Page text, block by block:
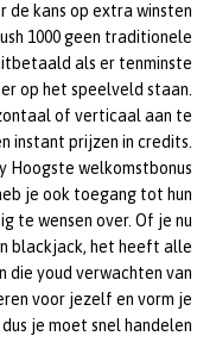
de kans op extra winsten
1000 geen traditionele
als er tenminste
op het speelveld staan.
of verticaal aan te
instant prijzen in credits.
Hoogste welkomstbonus
je ook toegang tot hun
te wensen over. Of je nu
blackjack, het heeft alle
youd verwachten van
voor jezelf en vorm je
je moet snel handelen.